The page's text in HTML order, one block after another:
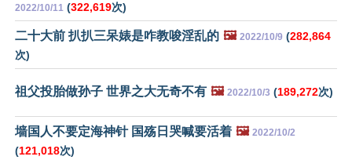
2022/10/11 (322,619次)
二十大前 扒扒三呆婊是咋教唆淫乱的 🖼️ 2022/10/9 (282,864
次)
祖父投胎做孙子 世界之大无奇不有 🖼️ 2022/10/3 (189,272次)
墙国人不要定海神针 国殇日哭喊要活着 🖼️ 2022/10/2
(121,018次)